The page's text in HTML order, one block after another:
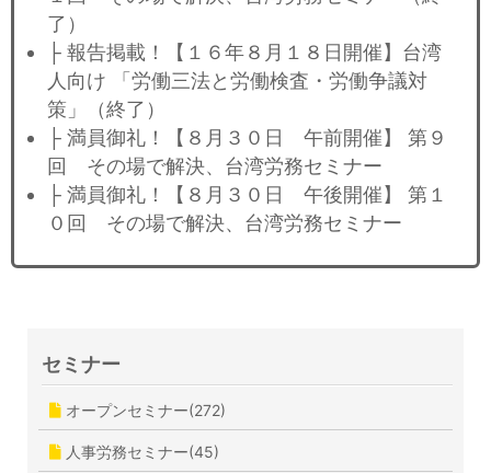
了）
├ 報告掲載！【１６年８月１８日開催】台湾
人向け 「労働三法と労働検査・労働争議対
策」（終了）
├ 満員御礼！【８月３０日 午前開催】 第９
回 その場で解決、台湾労務セミナー
├ 満員御礼！【８月３０日 午後開催】 第１
０回 その場で解決、台湾労務セミナー
セミナー
オープンセミナー(272)
人事労務セミナー(45)